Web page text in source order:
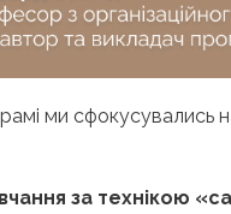
ми сфокусувались
за технікою